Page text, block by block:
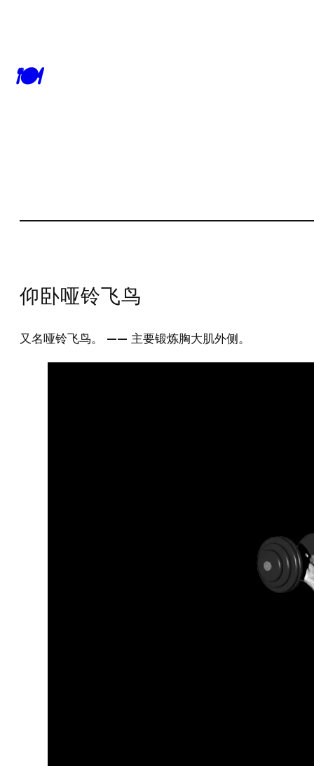
🍽
仰卧哑铃飞鸟
又名哑铃飞鸟。 —— 主要锻炼胸大肌外侧。